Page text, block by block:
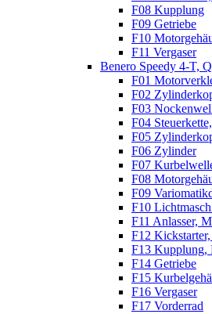
F08 Kupplung
F09 Getriebe
F10
F11 Vergaser
Benero Speedy 4-T,
F01
F02
F03
F04
F05
F06 Zylinder
F07
F08
F09
F10
F11 Anlasser,
F12
F13 Kupplung,
F14 Getriebe
F15
F16 Vergaser
F17 Vorderrad